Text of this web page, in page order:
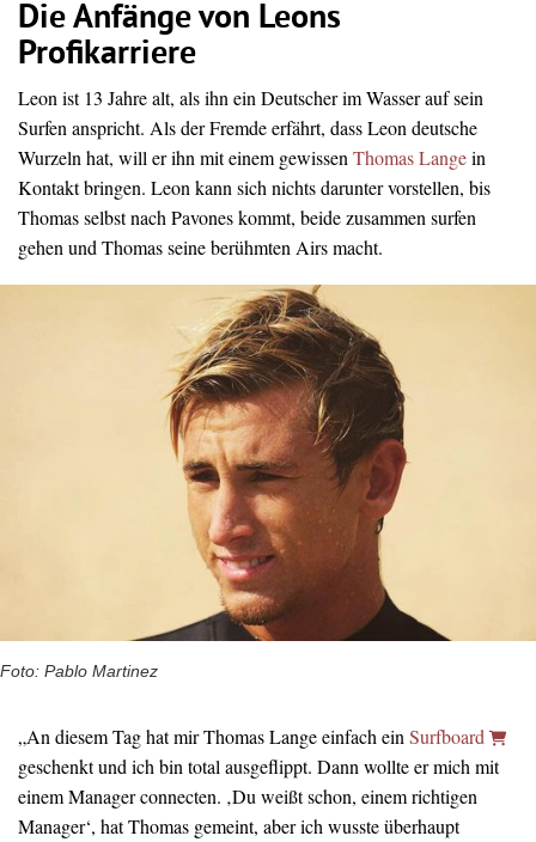
Die Anfänge von Leons
Profikarriere
Leon ist 13 Jahre alt, als ihn ein Deutscher im Wasser auf sein
Surfen anspricht. Als der Fremde erfährt, dass Leon deutsche
Wurzeln hat, will er ihn mit einem gewissen Thomas Langein
Kontakt bringen. Leon kann sich nichts darunter vorstellen, bis
Thomas selbst nach Pavones kommt, beide zusammen surfen
gehen und Thomas seine berühmten Airs macht.
Foto: Pablo Martinez
„An diesem Tag hat mir Thomas Lange einfach ein Surfboard
geschenkt und ich bin total ausgeflippt. Dann wollte er mich mit
einem Manager connecten. ‚Du weißt schon, einem richtigen
Manager‘, hat Thomas gemeint, aber ich wusste überhaupt